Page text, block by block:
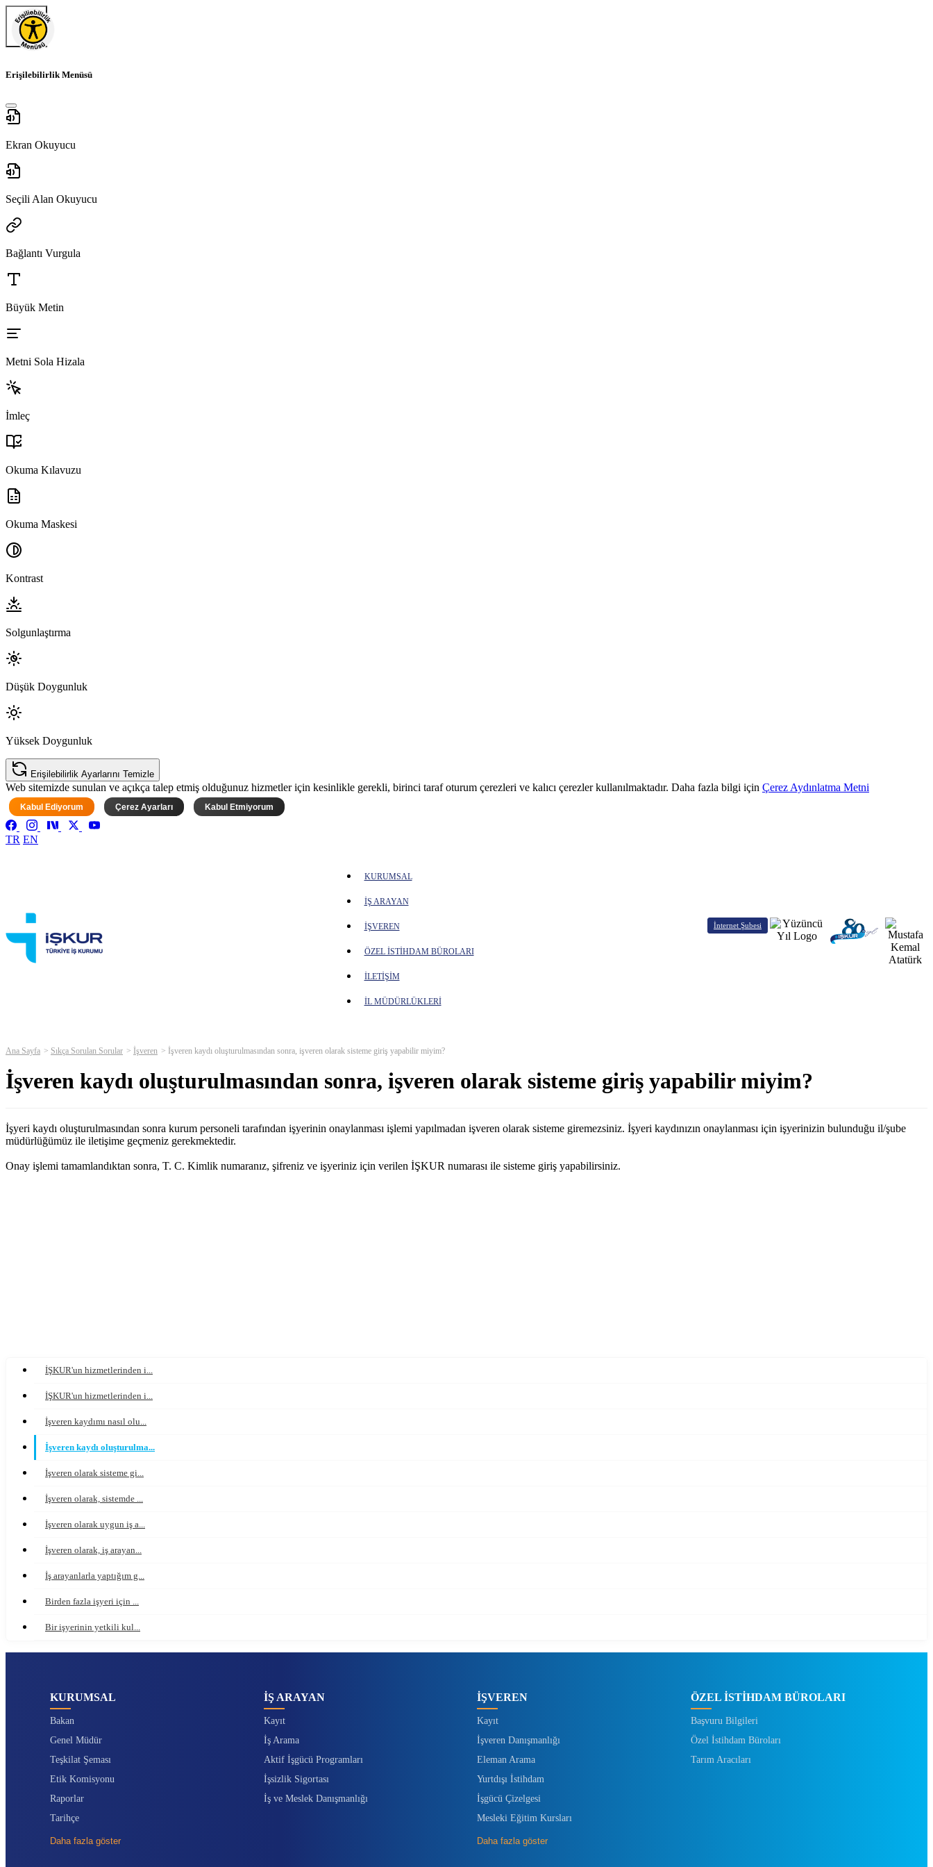
Erişilebilirlik Menüsü
Ekran Okuyucu
Seçili Alan Okuyucu
Bağlantı Vurgula
Büyük Metin
Metni Sola Hizala
İmleç
Okuma Kılavuzu
Okuma Maskesi
Kontrast
Solgunlaştırma
Düşük Doygunluk
Yüksek Doygunluk
Erişilebilirlik Ayarlarını Temizle
Web sitemizde sunulan ve açıkça talep etmiş olduğunuz hizmetler için kesinlikle gerekli, birinci taraf oturum çerezleri ve kalıcı çerezler kullanılmaktadır. Daha fazla bilgi için Çerez Aydınlatma Metni
Kabul Ediyorum Çerez Ayarları Kabul Etmiyorum
TR EN
KURUMSAL
İŞ ARAYAN
İŞVEREN
ÖZEL İSTİHDAM BÜROLARI
İLETİŞİM
İL MÜDÜRLÜKLERİ
İnternet Şubesi
Ana Sayfa Sıkça Sorulan Sorular İşveren İşveren kaydı oluşturulmasından sonra, işveren olarak sisteme giriş yapabilir miyim?
İşveren kaydı oluşturulmasından sonra, işveren olarak sisteme giriş yapabilir miyim?
İşyeri kaydı oluşturulmasından sonra kurum personeli tarafından işyerinin onaylanması işlemi yapılmadan işveren olarak sisteme giremezsiniz. İşyeri kaydınızın onaylanması için işyerinizin bulunduğu il/şube
müdürlüğümüz ile iletişime geçmeniz gerekmektedir.
Onay işlemi tamamlandıktan sonra, T. C. Kimlik numaranız, şifreniz ve işyeriniz için verilen İŞKUR numarası ile sisteme giriş yapabilirsiniz.
İŞKUR'un hizmetlerinden i...
İŞKUR'un hizmetlerinden i...
İşveren kaydımı nasıl olu...
İşveren kaydı oluşturulma...
İşveren olarak sisteme gi...
İşveren olarak, sistemde ...
İşveren olarak uygun iş a...
İşveren olarak, iş arayan...
İş arayanlarla yaptığım g...
Birden fazla işyeri için ...
Bir işyerinin yetkili kul...
KURUMSAL
Bakan
Genel Müdür
Teşkilat Şeması
Etik Komisyonu
Raporlar
Tarihçe
Daha fazla göster
İŞ ARAYAN
Kayıt
İş Arama
Aktif İşgücü Programları
İşsizlik Sigortası
İş ve Meslek Danışmanlığı
İŞVEREN
Kayıt
İşveren Danışmanlığı
Eleman Arama
Yurtdışı İstihdam
İşgücü Çizelgesi
Mesleki Eğitim Kursları
Daha fazla göster
ÖZEL İSTİHDAM BÜROLARI
Başvuru Bilgileri
Özel İstihdam Büroları
Tarım Aracıları